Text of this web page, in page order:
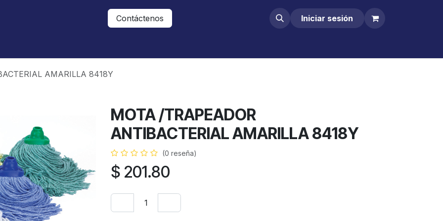
Contáctenos Iniciar sesión
AMARILLA 8418Y
MOTA /TRAPEADOR
ANTIBACTERIAL AMARILLA 8418Y
(0 reseña)
$ 201.80